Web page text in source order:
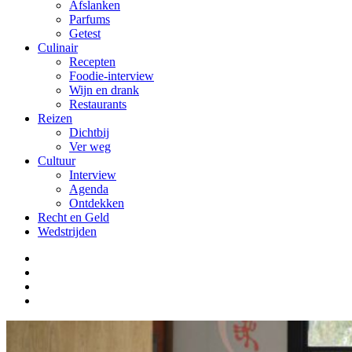
Afslanken
Parfums
Getest
Culinair
Recepten
Foodie-interview
Wijn en drank
Restaurants
Reizen
Dichtbij
Ver weg
Cultuur
Interview
Agenda
Ontdekken
Recht en Geld
Wedstrijden